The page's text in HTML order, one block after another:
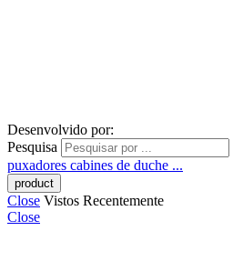
Desenvolvido por:
Pesquisa
puxadores cabines de duche ...
Close Vistos Recentemente
Close